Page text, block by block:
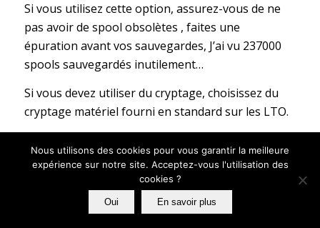
Si vous utilisez cette option, assurez-vous de ne
pas avoir de spool obsolètes , faites une
épuration avant vos sauvegardes, J’ai vu 237000
spools sauvegardés inutilement…
Si vous devez utiliser du cryptage, choisissez du
cryptage matériel fourni en standard sur les LTO.
Allonge considérablement les temps de
sauvegarde, ne doit être utilisé qu’en cas d’arrêt
impossible de la production
Nous utilisons des cookies pour vous garantir la meilleure
expérience sur notre site. Acceptez-vous l'utilisation des
cookies ?
Oui En savoir plus